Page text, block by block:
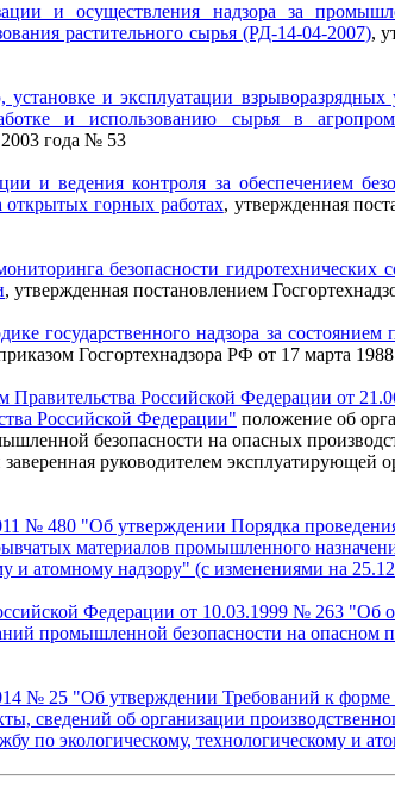
и осуществления надзора за
растительного сырья (РД-14-04-2007),
и эксплуатации
и использованию сырья в
года № 53
и ведения контроля за обеспечением
горных работах, утвержденная
безопасности
, утвержденная постановлением
государственного надзора за
Госгортехнадзора РФ от 17 марта
Правительства Российской Федерации от
Российской Федерации" положение об
безопасности на опасных
руководителем эксплуатирующей
№ 480 "Об утверждении Порядка
материалов промышленного
и атомному надзору" (с изменениями на
Федерации от 10.03.1999 № 263 "Об
промышленной безопасности на опасном
№ 25 "Об утверждении Требований к
сведений об организации
по экологическому, технологическому и